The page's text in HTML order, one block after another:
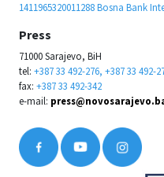
1411965320011288 Bosna Bank
Press
71000 Sarajevo, BiH
tel: +387 33 492-276, +387 33 492-
fax: +387 33 492-342
e-mail: